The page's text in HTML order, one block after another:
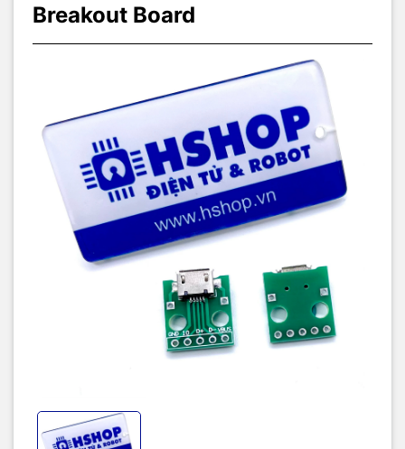
Breakout Board